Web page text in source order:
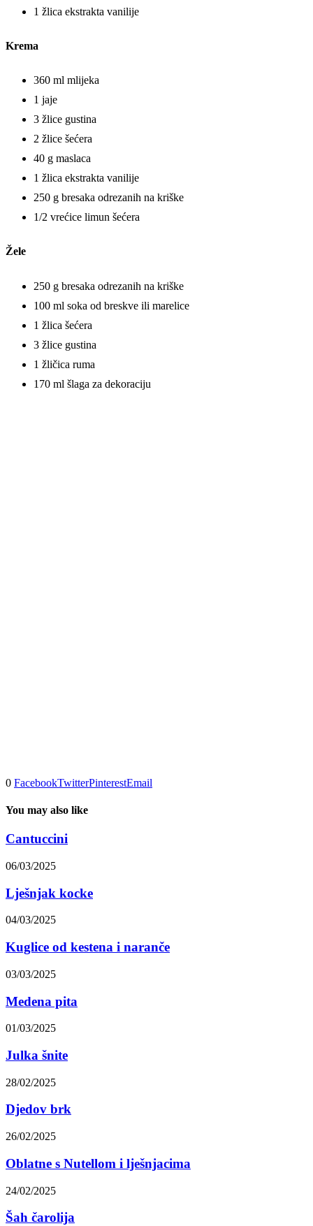
1 žlica ekstrakta vanilije
Krema
360 ml mlijeka
1 jaje
3 žlice gustina
2 žlice šećera
40 g maslaca
1 žlica ekstrakta vanilije
250 g bresaka odrezanih na kriške
1/2 vrećice limun šećera
Žele
250 g bresaka odrezanih na kriške
100 ml soka od breskve ili marelice
1 žlica šećera
3 žlice gustina
1 žličica ruma
170 ml šlaga za dekoraciju
0 FacebookTwitterPinterestEmail
You may also like
Cantuccini
06/03/2025
Lješnjak kocke
04/03/2025
Kuglice od kestena i naranče
03/03/2025
Medena pita
01/03/2025
Julka šnite
28/02/2025
Djedov brk
26/02/2025
Oblatne s Nutellom i lješnjacima
24/02/2025
Šah čarolija